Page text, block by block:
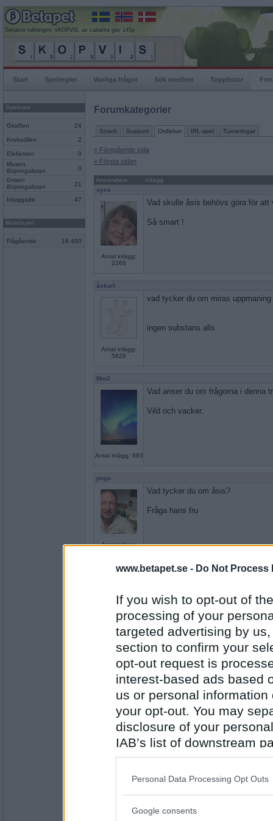
www.betapet.se - Do Not Process
If you wish to opt-out of
processing of your
targeted advertising by
section to confirm your
opt-out request is
interest-based ads based
us or personal
your opt-out. You may
disclosure of your
IAB’s list of downstream
also be disclosed by us
Downstream Participants
Please note that this
Personal Data Processing Opt Outs
Google consents
Senaste rullningen, sKOPViS, av cabarita gav 145p
Start Spelregler Vanliga frågor Sök medlem Topplistor
Spelrum
Giraffen 24
Krokodilen 2
Elefanten
0
Musen
Böjningslistan
0
Grisen
Böjningslistan
21
Inloggade 47
Mobilspel
Pågående 18 400
Forumkategorier
Snack Support Ordlekar IRL-spel Turneringar
« Föregående sida
« Första sidan
Användare
Inlägg
oyes
Antal inlägg:
2266
Vad skulle åsis behövs göra för
Så smart !
åskarl
Antal inlägg:
5826
vad tycker du om miras
ingen substans alls
Mm2
Antal inlägg: 693
Vad anser du om frågorna i denna
Vild och vacker.
pogu
Antal inlägg:
Vad tycker du om åsis?
Fråga hans fru
Bellarom - Ej medlem längre
Antal inlägg:
4220
Det borde alla göra
pellefax
Antal inlägg: 536
Skall jag också fråga Åsis om
Bra att veta